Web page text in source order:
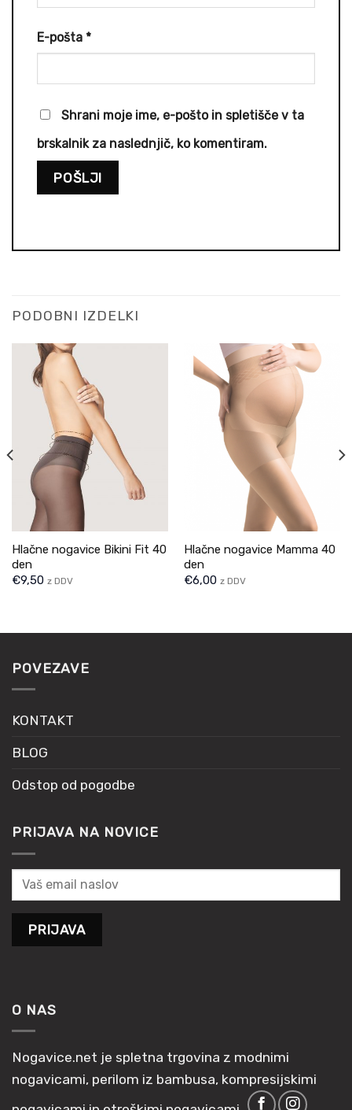
E-pošta *
Shrani moje ime, e-pošto in spletišče v ta
brskalnik za naslednjič, ko komentiram.
PODOBNI IZDELKI
Hlačne nogavice Bikini Fit 40
den
€9,50 z DDV
Hlačne nogavice Mamma 40
den
€6,00 z DDV
POVEZAVE
KONTAKT
BLOG
Odstop od pogodbe
PRIJAVA NA NOVICE
O NAS
Nogavice.net je spletna trgovina z modnimi
nogavicami, perilom iz bambusa, kompresijskimi